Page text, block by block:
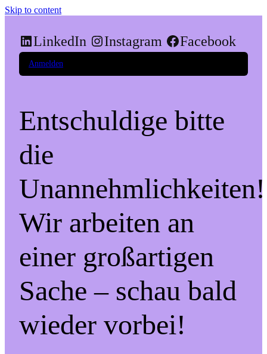
Skip to content
LinkedIn Instagram Facebook
Anmelden
Entschuldige bitte
die
Unannehmlichkeiten!
Wir arbeiten an
einer großartigen
Sache – schau bald
wieder vorbei!